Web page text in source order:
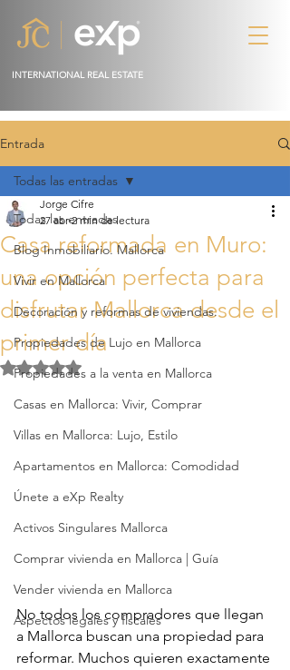
INTERNATIONAL REAL ESTATE
Entrada
Todas las entradas
Blog Inmobiliario. Mallorca
Vivir en Mallorca
Decoración y reformas de viviendas.
Propiedades de Lujo en Mallorca
Propiedades a la venta en Mallorca
Casas en Mallorca: Vivir, Comprar
Villas en Mallorca: Lujo, Estilo
Apartamentos en Mallorca: Comodidad
Únete a eXp Realty
Activos Singulares Mallorca
Comprar vivienda en Mallorca | Guía
Vender vivienda en Mallorca
Aspectos legales y fiscales
Todas las entradas
Casa reformada en Muro:
una opción perfecta para
disfrutar Mallorca desde el
primer día
Jorge Cifre
27 abr 2 min de lectura
Obtuvo NaN de 5 estrellas.
No todos los compradores que llegan
a Mallorca buscan una propiedad para
reformar. Muchos quieren exactamente